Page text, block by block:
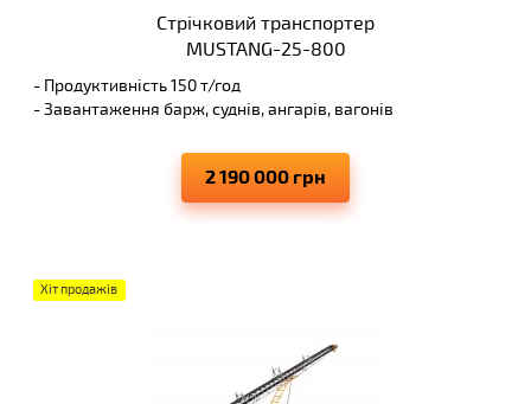
Стрічковий транспортер
MUSTANG-25-800
2 190 000 грн
- Продуктивність 150 т/год
- Завантаження барж, суднів, ангарів, вагонів
- Виключає просипання матеріалів, що переміщуються
Хіт продажів